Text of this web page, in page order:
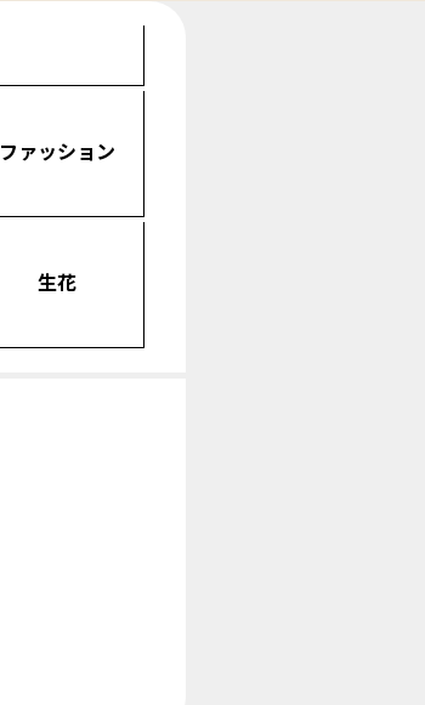
ファッション
生花